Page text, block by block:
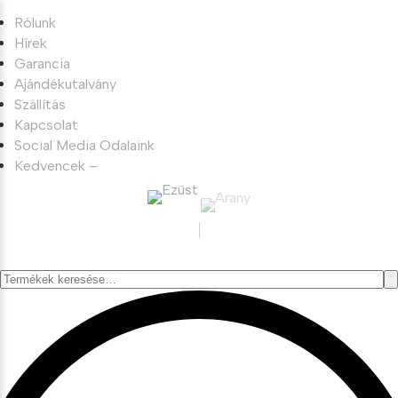
Rólunk
Hírek
Garancia
Ajándékutalvány
Szállítás
Kapcsolat
Social Media Odalaink
Kedvencek –
Keresés
következőre: